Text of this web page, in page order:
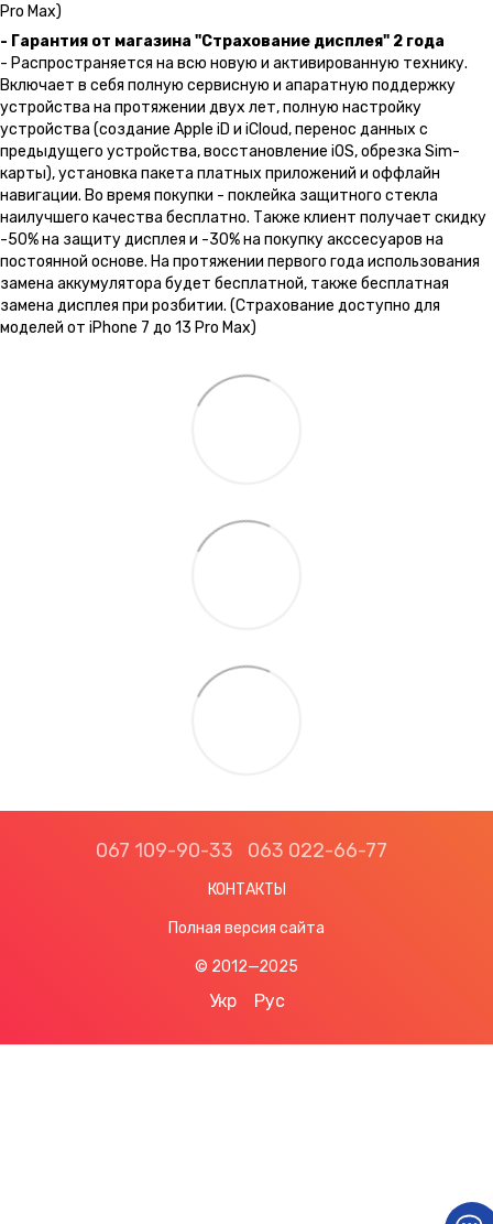
Pro Max)
- Гарантия от магазина "Страхование дисплея" 2 года
- Распространяется на всю новую и активированную технику.
Включает в себя полную сервисную и апаратную поддержку
устройства на протяжении двух лет, полную настройку
устройства (создание Apple iD и iCloud, перенос данных с
предыдущего устройства, восстановление iOS, обрезка Sim-
карты), установка пакета платных приложений и оффлайн
навигации. Во время покупки - поклейка защитного стекла
наилучшего качества бесплатно. Также клиент получает скидку
-50% на защиту дисплея и -30% на покупку акссесуаров на
постоянной основе. На протяжении первого года использования
замена аккумулятора будет бесплатной, также бесплатная
замена дисплея при розбитии. (Страхование доступно для
моделей от iPhone 7 до 13 Pro Max)
067 109-90-33 063 022-66-77
КОНТАКТЫ
Полная версия сайта
© 2012—2025
Укр Рус